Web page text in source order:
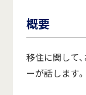
概要
移住に関して
ーが話します。